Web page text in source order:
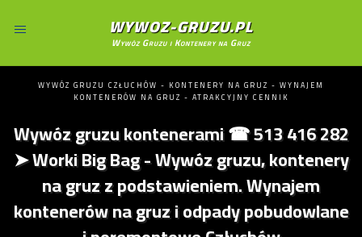
WYWOZ-GRUZU.PL
Wywóz Gruzu i Kontenery na Gruz
WYWÓZ GRUZU CZŁUCHÓW - KONTENERY NA GRUZ - WYNAJEM
KONTENERÓW NA GRUZ - ATRAKCYJNY CENNIK
Wywóz gruzu kontenerami ☎ 513 416 282
➤ Worki Big Bag - Wywóz gruzu, kontenery
na gruz z podstawieniem. Wynajem
kontenerów na gruz i odpady pobudowlane